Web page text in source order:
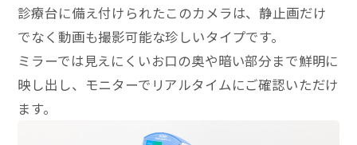
診療台に備え付けられたこのカメラは、静止画だけ
でなく動画も撮影可能な珍しいタイプです。
ミラーでは見えにくいお口の奥や暗い部分まで鮮明に
映し出し、モニターでリアルタイムにご確認いただけ
ます。